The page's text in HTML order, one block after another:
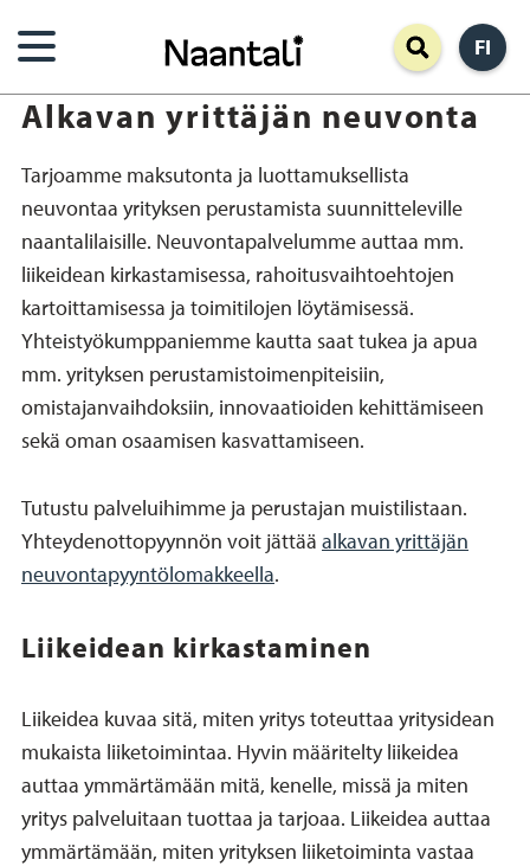
pääsisältöön
FI
Alkavan yrittäjän neuvonta
Tarjoamme maksutonta ja luottamuksellista
neuvontaa yrityksen perustamista suunnitteleville
naantalilaisille. Neuvontapalvelumme auttaa mm.
liikeidean kirkastamisessa, rahoitusvaihtoehtojen
kartoittamisessa ja toimitilojen löytämisessä.
Yhteistyökumppaniemme kautta saat tukea ja apua
mm. yrityksen perustamistoimenpiteisiin,
omistajanvaihdoksiin, innovaatioiden kehittämiseen
sekä oman osaamisen kasvattamiseen.
Tutustu palveluihimme ja perustajan muistilistaan.
Yhteydenottopyynnön voit jättää alkavan yrittäjän
neuvontapyyntölomakkeella.
Liikeidean kirkastaminen
Liikeidea kuvaa sitä, miten yritys toteuttaa yritysidean
mukaista liiketoimintaa. Hyvin määritelty liikeidea
auttaa ymmärtämään mitä, kenelle, missä ja miten
yritys palveluitaan tuottaa ja tarjoaa. Liikeidea auttaa
ymmärtämään, miten yrityksen liiketoiminta vastaa